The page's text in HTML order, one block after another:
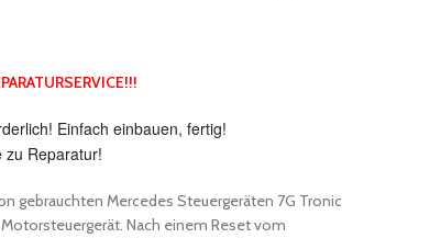
Einfach einbauen, fertig!
zu Reparatur!
gebrauchten Mercedes Steuergeräten 7G Tronic
Motorsteuergerät. Nach einem Reset vom